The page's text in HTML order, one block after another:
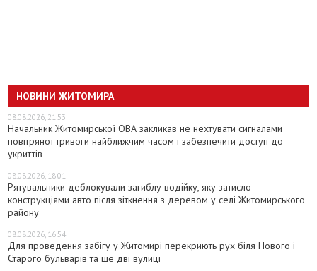
НОВИНИ ЖИТОМИРА
08.08.2026, 21:53
Начальник Житомирської ОВА закликав не нехтувати сигналами
повітряної тривоги найближчим часом і забезпечити доступ до
укриттів
08.08.2026, 18:01
Рятувальники деблокували загиблу водійку, яку затисло
конструкціями авто після зіткнення з деревом у селі Житомирського
району
08.08.2026, 16:54
Для проведення забігу у Житомирі перекриють рух біля Нового і
Старого бульварів та ще дві вулиці